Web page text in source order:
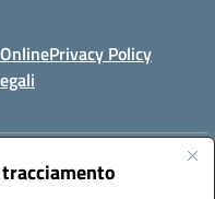
Privacy Policy
Tropea (VV)